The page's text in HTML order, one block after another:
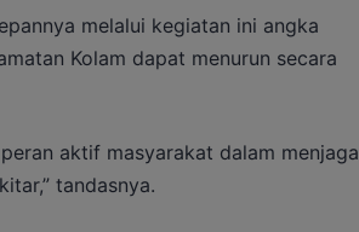
melalui kegiatan ini angka
Kolam dapat menurun secara
aktif masyarakat dalam menjaga
tandasnya.